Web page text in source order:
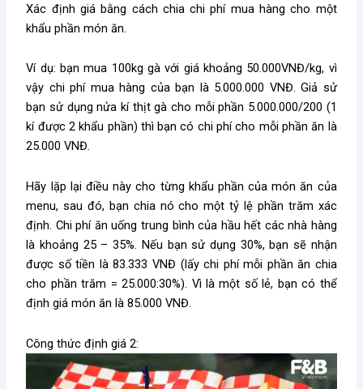
Xác định giá bằng cách chia chi phí mua hàng cho một
khẩu phần món ăn.
Ví dụ: bạn mua 100kg gà với giá khoảng 50.000VNĐ/kg, vì
vậy chi phí mua hàng của bạn là 5.000.000 VNĐ. Giả sử
bạn sử dụng nửa kí thịt gà cho mỗi phần 5.000.000/200 (1
kí được 2 khẩu phần) thì bạn có chi phí cho mỗi phần ăn là
25.000 VNĐ.
Hãy lặp lại điều này cho từng khẩu phần của món ăn của
menu, sau đó, bạn chia nó cho một tỷ lệ phần trăm xác
định. Chi phí ăn uống trung bình của hầu hết các nhà hàng
là khoảng 25 – 35%. Nếu bạn sử dụng 30%, bạn sẽ nhận
được số tiền là 83.333 VNĐ (lấy chi phí mỗi phần ăn chia
cho phần trăm = 25.000:30%). Vì là một số lẻ, bạn có thể
định giá món ăn là 85.000 VNĐ.
Công thức định giá 2: